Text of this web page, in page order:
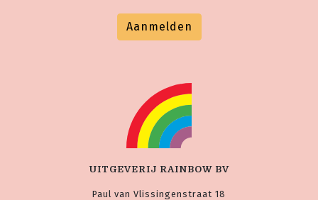
Aanmelden
UITGEVERIJ RAINBOW BV
Paul van Vlissingenstraat 18